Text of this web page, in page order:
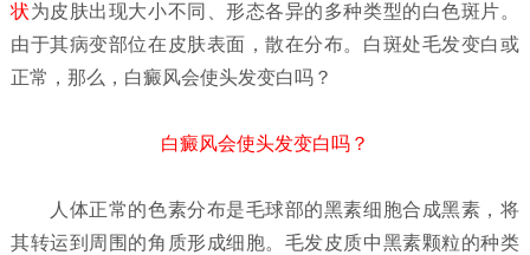
状为皮肤出现大小不同、形态各异的多种类型的白色斑片。
由于其病变部位在皮肤表面，散在分布。白斑处毛发变白或
正常，那么，白癜风会使头发变白吗？
白癜风会使头发变白吗？
人体正常的色素分布是毛球部的黑素细胞合成黑素，将
其转运到周围的角质形成细胞。毛发皮质中黑素颗粒的种类